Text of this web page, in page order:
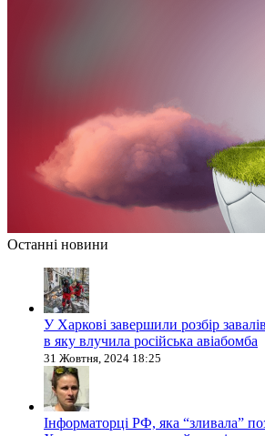
Останні новини
У Харкові завершили розбір
в яку влучила російська авіабомба
31 Жовтня, 2024 18:25
Інформаторці РФ, яка “зливала”